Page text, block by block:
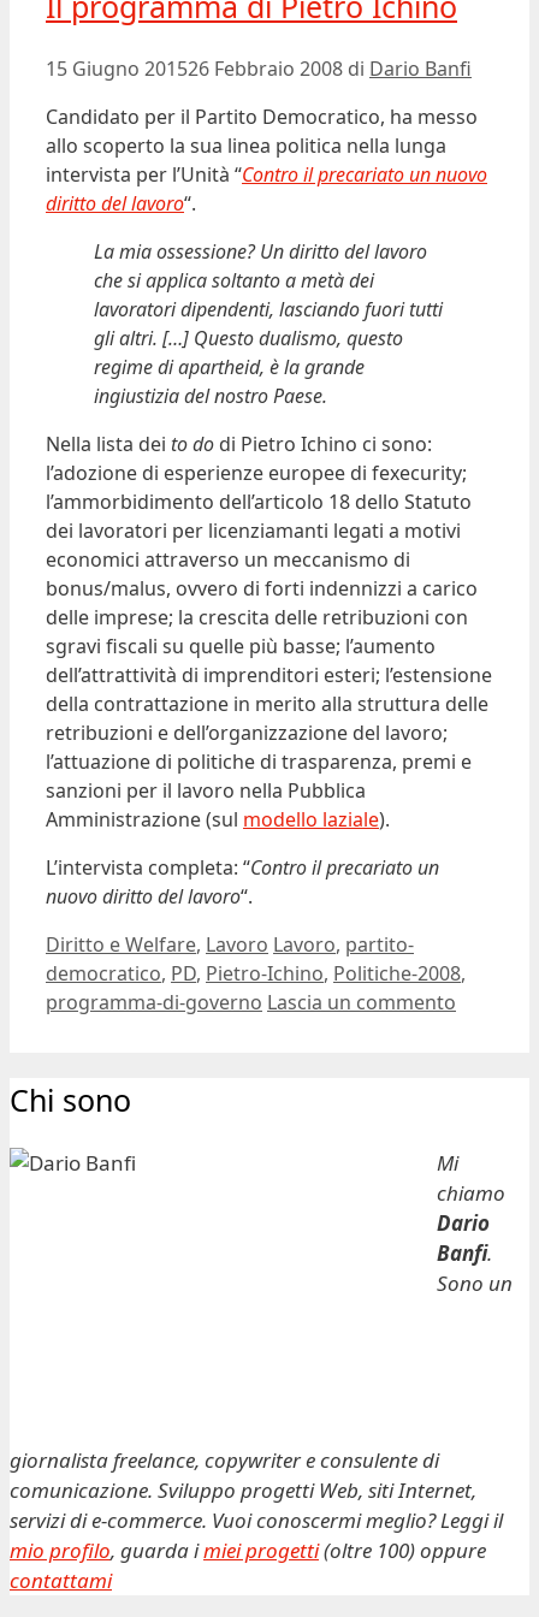
15 Giugno 201526 Febbraio 2008 di Dario Banfi
Candidato per il Partito Democratico, ha messo
allo scoperto la sua linea politica nella lunga
intervista per l’Unità “Contro il precariato un nuovo
diritto del lavoro“.
La mia ossessione? Un diritto del lavoro
che si applica soltanto a metà dei
lavoratori dipendenti, lasciando fuori tutti
gli altri. […] Questo dualismo, questo
regime di apartheid, è la grande
ingiustizia del nostro Paese.
Nella lista dei to do di Pietro Ichino ci sono:
l’adozione di esperienze europee di fexecurity;
l’ammorbidimento dell’articolo 18 dello Statuto
dei lavoratori per licenziamanti legati a motivi
economici attraverso un meccanismo di
bonus/malus, ovvero di forti indennizzi a carico
delle imprese; la crescita delle retribuzioni con
sgravi fiscali su quelle più basse; l’aumento
dell’attrattività di imprenditori esteri; l’estensione
della contrattazione in merito alla struttura delle
retribuzioni e dell’organizzazione del lavoro;
l’attuazione di politiche di trasparenza, premi e
sanzioni per il lavoro nella Pubblica
Amministrazione (sul modello laziale).
L’intervista completa: “Contro il precariato un
nuovo diritto del lavoro“.
Categorie
Diritto e Welfare, Lavoro Tag
Lavoro, partito-
democratico, PD, Pietro-Ichino, Politiche-2008,
programma-di-governo Lascia un commento
Chi sono
Mi
chiamo
Dario
Banfi.
Sono un
giornalista freelance, copywriter e consulente di
comunicazione. Sviluppo progetti Web, siti Internet,
servizi di e-commerce. Vuoi conoscermi meglio? Leggi il
mio profilo, guarda imiei progetti(oltre 100) oppure
contattami